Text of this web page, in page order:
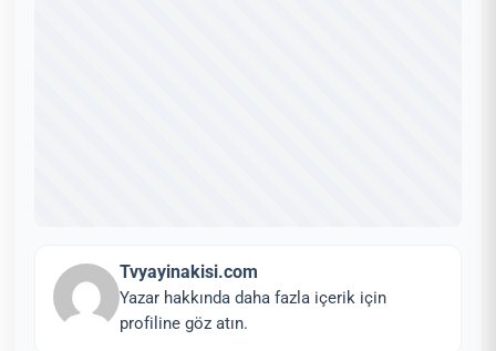
Tvyayinakisi.com
Yazar hakkında daha fazla içerik için
profiline göz atın.